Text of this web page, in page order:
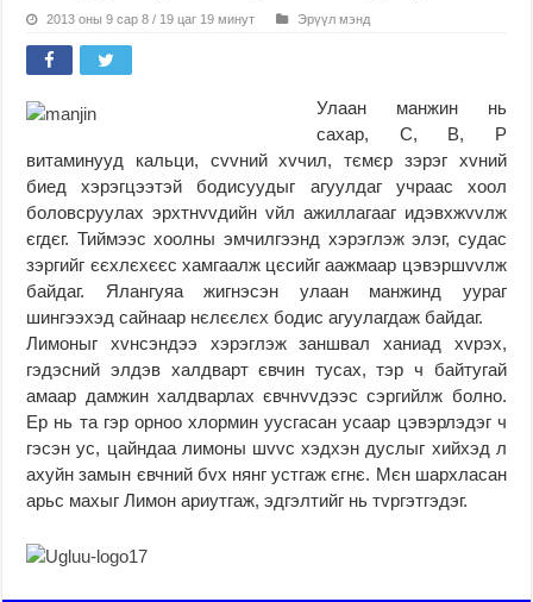
2013 оны 9 сар 8 / 19 цаг 19 минут Эрүүл мэнд
Улаан манжин нь
сахар, С, В, Р
витаминууд кальци, сvvний хvчил, тємєр зэрэг хvний
биед хэрэгцээтэй бодисуудыг агуулдаг учраас хоол
боловсруулах эрхтнvvдийн vйл ажиллагааг идэвхжvvлж
єгдєг. Тиймээс хоолны эмчилгээнд хэрэглэж элэг, судас
зэргийг єєхлєхєєс хамгаалж цєсийг аажмаар цэвэршvvлж
байдаг. Ялангуяа жигнэсэн улаан манжинд уураг
шингээхэд сайнаар нєлєєлєх бодис агуулагдаж байдаг.
Лимоныг хvнсэндээ хэрэглэж заншвал ханиад хvрэх,
гэдэсний элдэв халдварт євчин тусах, тэр ч байтугай
амаар дамжин халдварлах євчнvvдээс сэргийлж болно.
Ер нь та гэр орноо хлормин уусгасан усаар цэвэрлэдэг ч
гэсэн ус, цайндаа лимоны шvvс хэдхэн дуслыг хийхэд л
ахуйн замын євчний бvх нянг устгаж єгнє. Мєн шархласан
арьс махыг Лимон ариутгаж, эдгэлтийг нь тvргэтгэдэг.